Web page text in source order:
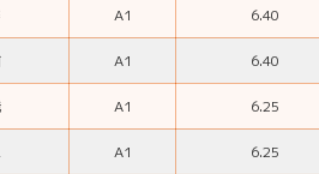
A1 6.40
A1 6.40
A1 6.25
A1 6.25